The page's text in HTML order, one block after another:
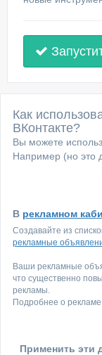
Как
ВКонтакте?
Вы можете
Например (но это
В рекламном
Создавайте из
рекламные
Ваши рекламные
что существенно
рекламы.
Подробнее о
Применить эти